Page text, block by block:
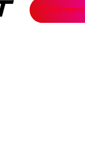
165, стр. 1,Каталог